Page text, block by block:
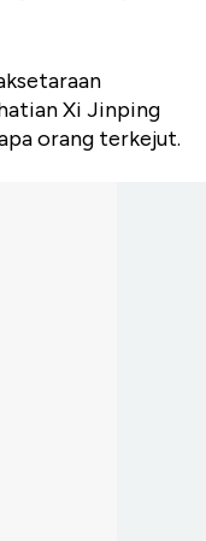
Xi Jinping
orang terkejut.